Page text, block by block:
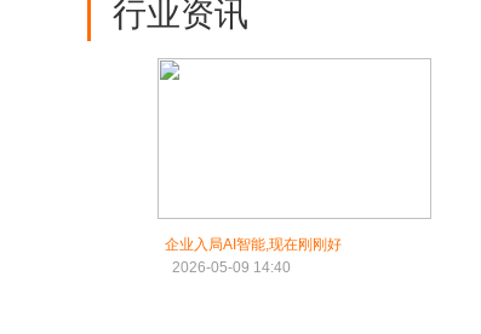
行业资讯
企业入局AI智能,现在刚刚好
2026-05-09 14:40